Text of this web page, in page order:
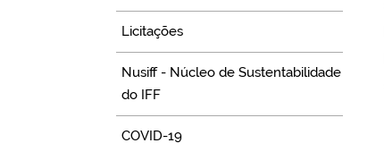
Licitações
Nusiff - Núcleo de Sustentabilidade
do IFF
COVID-19